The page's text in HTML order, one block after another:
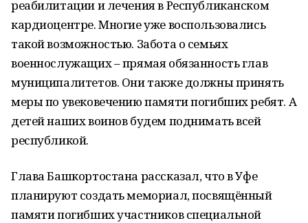
реабилитации и лечения в Республиканском
кардиоцентре. Многие уже воспользовались
такой возможностью. Забота о семьях
военнослужащих – прямая обязанность глав
муниципалитетов. Они также должны принять
меры по увековечению памяти погибших ребят. А
детей наших воинов будем поднимать всей
республикой.
Глава Башкортостана рассказал, что в Уфе
планируют создать мемориал, посвящённый
памяти погибших участников специальной